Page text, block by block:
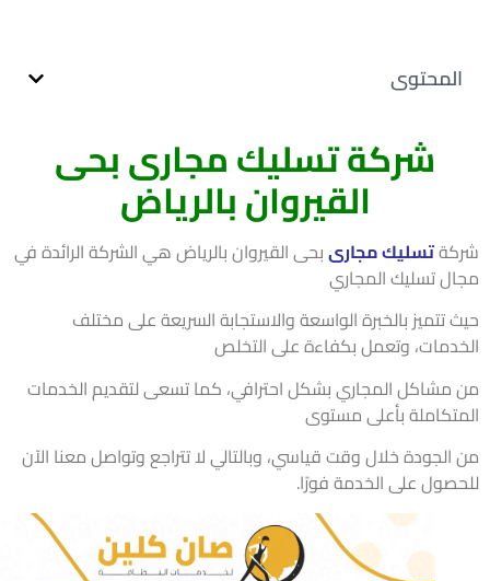
شركة تسليك مجارى بحى
القيروان بالرياض
تسليك مجارىبحى القيروان بالرياض هي الشركة الرائدة في
تسليك المجاري
تتميز بالخبرة الواسعة والاستجابة السريعة على مختلف
وتعمل بكفاءة على التخلص
المجاري بشكل احترافي، كما تسعى لتقديم الخدمات
بأعلى مستوى
خلال وقت قياسي، وبالتالي لا تتراجع وتواصل معنا الآن
على الخدمة فورًا.